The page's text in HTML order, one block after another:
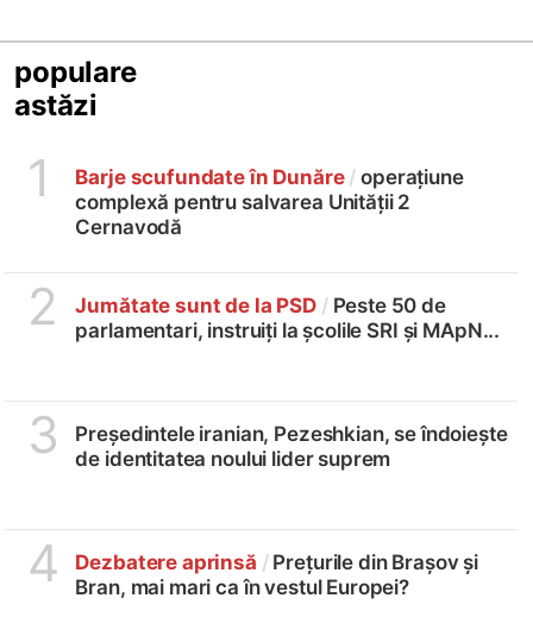
populare
astăzi
1 Barje scufundate în Dunăre / operațiune
complexă pentru salvarea Unității 2
Cernavodă
2 Jumătate sunt de la PSD / Peste 50 de
parlamentari, instruiți la școlile SRI și MApN...
3
Președintele iranian, Pezeshkian, se îndoiește
de identitatea noului lider suprem
4 Dezbatere aprinsă /Prețurile din Brașov și
Bran, mai mari ca în vestul Europei?